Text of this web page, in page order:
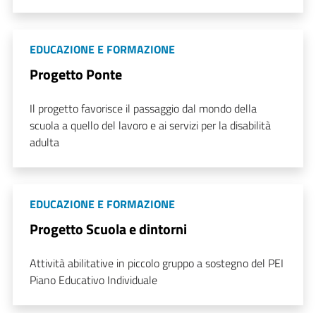
EDUCAZIONE E FORMAZIONE
Progetto Ponte
Il progetto favorisce il passaggio dal mondo della
scuola a quello del lavoro e ai servizi per la disabilità
adulta
EDUCAZIONE E FORMAZIONE
Progetto Scuola e dintorni
Attività abilitative in piccolo gruppo a sostegno del PEI
Piano Educativo Individuale